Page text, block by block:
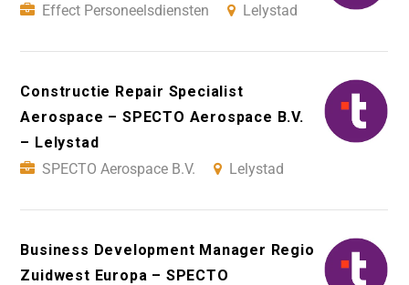
Effect Personeelsdiensten
Lelystad
Constructie Repair Specialist
Aerospace – SPECTO Aerospace B.V.
– Lelystad
SPECTO Aerospace B.V.
Lelystad
Business Development Manager Regio
Zuidwest Europa – SPECTO